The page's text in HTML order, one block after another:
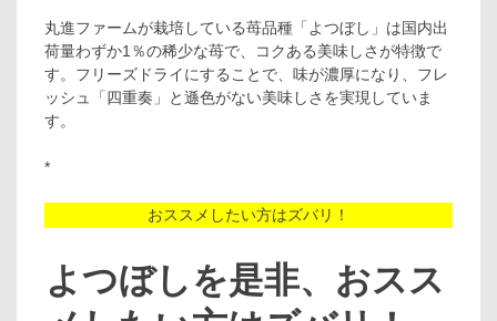
丸進ファームが栽培している苺品種「よつぼし」は国内出
荷量わずか1％の稀少な苺で、コクある美味しさが特徴で
す。フリーズドライにすることで、味が濃厚になり、フレ
ッシュ「四重奏」と遜色がない美味しさを実現していま
す。
*
おススメしたい方はズバリ！
よつぼしを是非、おスス